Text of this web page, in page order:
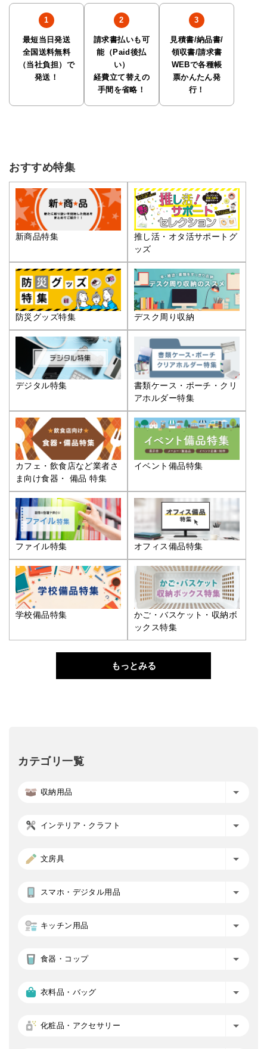
最短当日発送
全国送料無料
（当社負担）で
発送！
請求書払いも可
能（Paid後払
い）
経費立て替えの
手間を省略！
見積書/納品書/
領収書/請求書
WEBで各種帳
票かんたん発
行！
おすすめ特集
新商品特集
推し活・オタ活サポートグ
ッズ
防災グッズ特集 デスク周り収納
デジタル特集
書類ケース・ポーチ・クリ
アホルダー特集
カフェ・飲食店など業者さ
ま向け食器・ 備品 特集
イベント備品特集
ファイル特集 オフィス備品特集
学校備品特集
かご・バスケット・収納ボ
ックス特集
もっとみる
カテゴリ一覧
収納用品
インテリア・クラフト
文房具
スマホ・デジタル用品
キッチン用品
食器・コップ
衣料品・バッグ
化粧品・アクセサリー